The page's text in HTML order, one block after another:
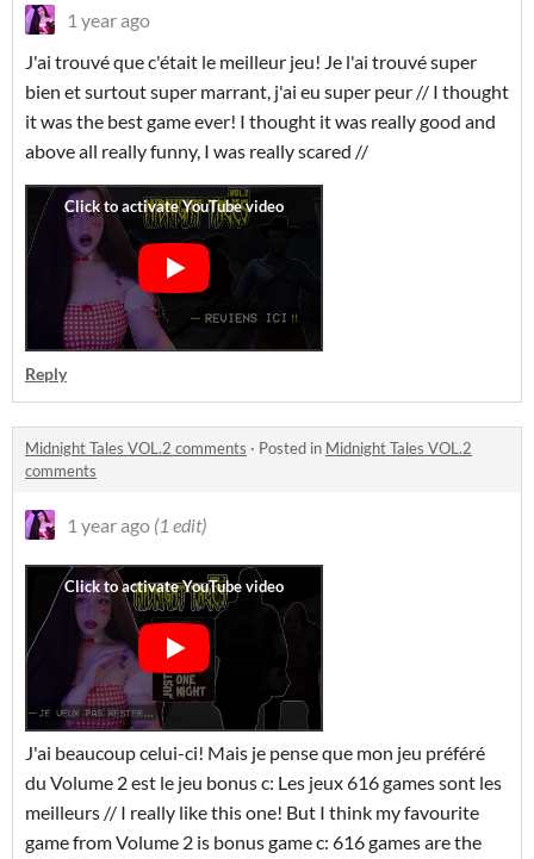
1 year ago
J'ai trouvé que c'était le meilleur jeu! Je l'ai trouvé super
bien et surtout super marrant, j'ai eu super peur // I thought
it was the best game ever! I thought it was really good and
above all really funny, I was really scared //
Reply
Midnight Tales VOL.2 comments · Posted in Midnight Tales VOL.2
comments
1 year ago (1 edit)
J'ai beaucoup celui-ci! Mais je pense que mon jeu préféré
du Volume 2 est le jeu bonus c: Les jeux 616 games sont les
meilleurs // I really like this one! But I think my favourite
game from Volume 2 is bonus game c: 616 games are the